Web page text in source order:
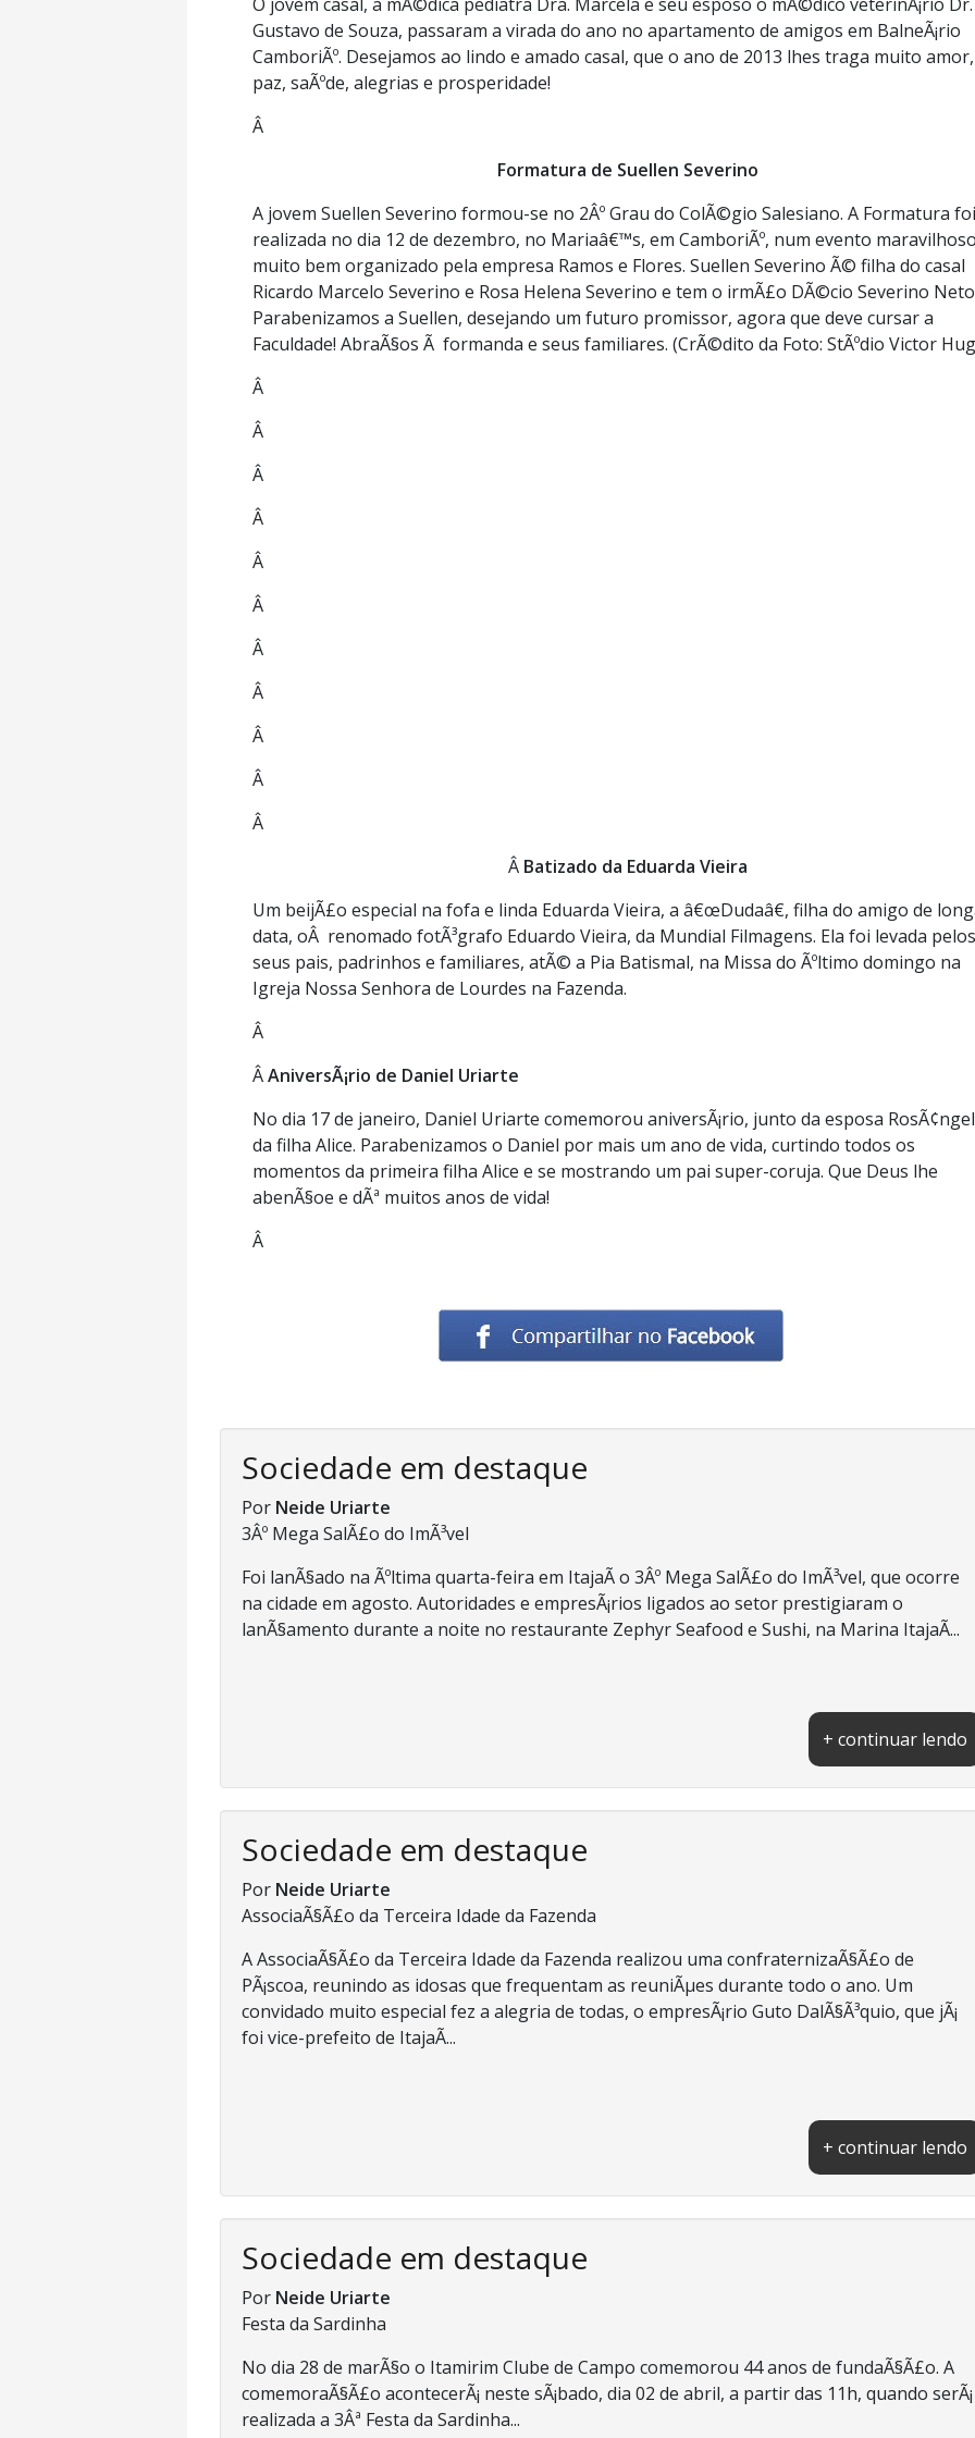
Gustavo de Souza, passaram a virada do ano no apartamento de amigos em BalneÃ¡rio
CamboriÃº. Desejamos ao lindo e amado casal, que o ano de 2013 lhes traga muito amor,
paz, saÃºde, alegrias e prosperidade!
Â
Formatura de Suellen Severino
A jovem Suellen Severino formou-se no 2Âº Grau do ColÃ©gio Salesiano. A Formatura foi
realizada no dia 12 de dezembro, no Mariaâ€™s, em CamboriÃº, num evento
muito bem organizado pela empresa Ramos e Flores. Suellen Severino Ã© filha do casal
Ricardo Marcelo Severino e Rosa Helena Severino e tem o irmÃ£o DÃ©cio Severino
Parabenizamos a Suellen, desejando um futuro promissor, agora que deve cursar a
Faculdade! AbraÃ§os Ã formanda e seus familiares. (CrÃ©dito da Foto: StÃºdio Victor
Â
Â
Â
Â
Â
Â
Â
Â
Â
Â
Â
Â Batizado da Eduarda Vieira
Um beijÃ£o especial na fofa e linda Eduarda Vieira, a â€œDudaâ€, filha do amigo de
data, oÂ renomado fotÃ³grafo Eduardo Vieira, da Mundial Filmagens. Ela foi levada pelos
seus pais, padrinhos e familiares, atÃ© a Pia Batismal, na Missa do Ãºltimo domingo na
Igreja Nossa Senhora de Lourdes na Fazenda.
Â
ÂAniversÃ¡rio de Daniel Uriarte
No dia 17 de janeiro, Daniel Uriarte comemorou aniversÃ¡rio, junto da esposa
da filha Alice. Parabenizamos o Daniel por mais um ano de vida, curtindo todos os
momentos da primeira filha Alice e se mostrando um pai super-coruja. Que Deus lhe
abenÃ§oe e dÃª muitos anos de vida!
Â
Sociedade em destaque
Por Neide Uriarte
3Âº Mega SalÃ£o do ImÃ³vel
Foi lanÃ§ado na Ãºltima quarta-feira em ItajaÃ­ o 3Âº Mega SalÃ£o do ImÃ³vel, que ocorre
na cidade em agosto. Autoridades e empresÃ¡rios ligados ao setor prestigiaram o
lanÃ§amento durante a noite no restaurante Zephyr Seafood e Sushi, na Marina ItajaÃ­...
+ continuar lendo
Sociedade em destaque
Por Neide Uriarte
AssociaÃ§Ã£o da Terceira Idade da Fazenda
A AssociaÃ§Ã£o da Terceira Idade da Fazenda realizou uma confraternizaÃ§Ã£o de
PÃ¡scoa, reunindo as idosas que frequentam as reuniÃµes durante todo o ano. Um
convidado muito especial fez a alegria de todas, o empresÃ¡rio Guto DalÃ§Ã³quio, que jÃ¡
foi vice-prefeito de ItajaÃ­...
+ continuar lendo
Sociedade em destaque
Por Neide Uriarte
Festa da Sardinha
No dia 28 de marÃ§o o Itamirim Clube de Campo comemorou 44 anos de fundaÃ§Ã£o. A
comemoraÃ§Ã£o acontecerÃ¡ neste sÃ¡bado, dia 02 de abril, a partir das 11h, quando serÃ¡
realizada a 3Âª Festa da Sardinha...